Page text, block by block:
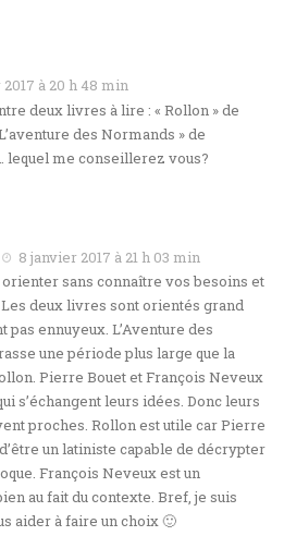
à 20 h 48 min
deux livres à lire : « Rollon » de
des Normands » de
lequel me conseillerez vous?
8 janvier 2017 à 21 h 03 min
sans connaître vos besoins et
Les deux livres sont orientés grand
pas ennuyeux. L’Aventure des
une période plus large que la
Pierre Bouet et François Neveux
s’échangent leurs idées. Donc leurs
proches. Rollon est utile car Pierre
un latiniste capable de décrypter
François Neveux est un
au fait du contexte. Bref, je suis
aider à faire un choix 🙂